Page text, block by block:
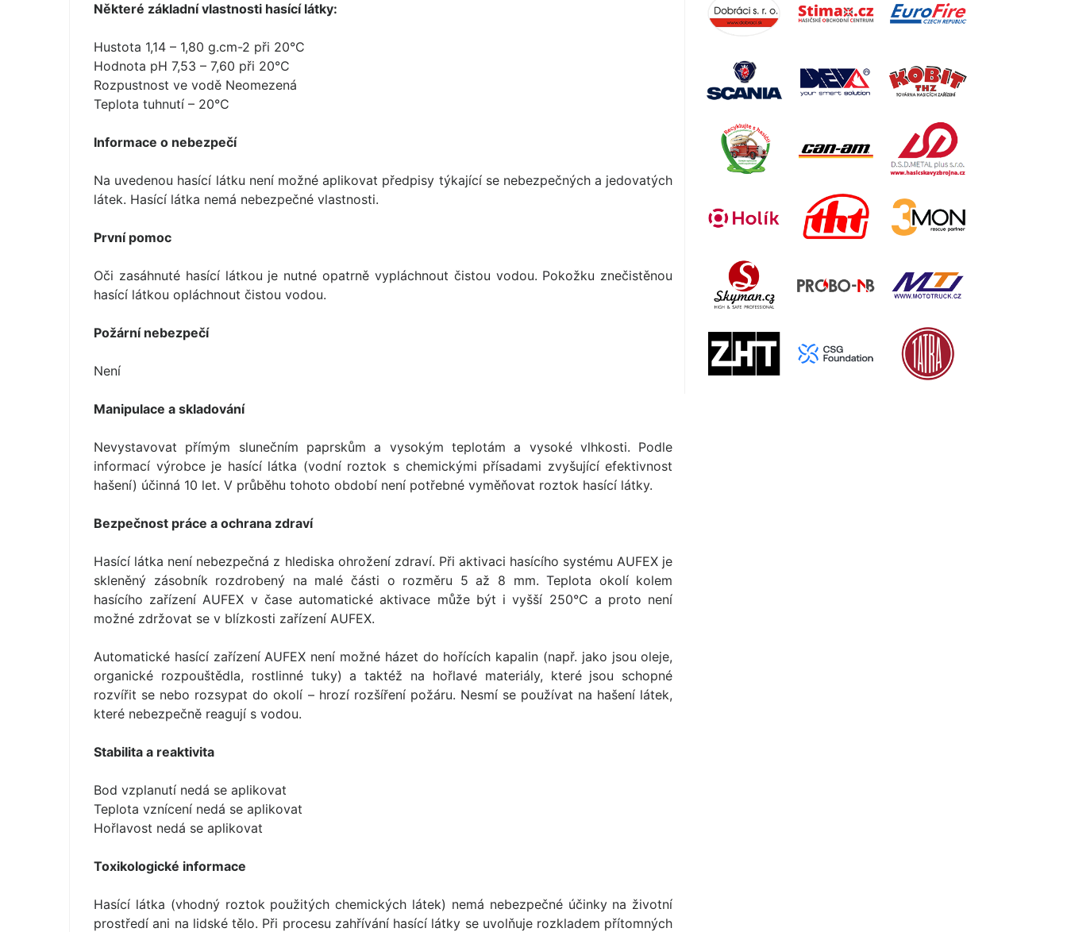
Některé základní vlastnosti hasící látky:
Hustota 1,14 – 1,80 g.cm-2 při 20°C
Hodnota pH 7,53 – 7,60 při 20°C
Rozpustnost ve vodě Neomezená
Teplota tuhnutí – 20°C
Informace o nebezpečí
Na uvedenou hasící látku není možné aplikovat předpisy týkající se nebezpečných a jedovatých
látek. Hasící látka nemá nebezpečné vlastnosti.
První pomoc
Oči zasáhnuté hasící látkou je nutné opatrně vypláchnout čistou vodou. Pokožku znečistěnou
hasící látkou opláchnout čistou vodou.
Požární nebezpečí
Není
Manipulace a skladování
Nevystavovat přímým slunečním paprskům a vysokým teplotám a vysoké vlhkosti. Podle
informací výrobce je hasící látka (vodní roztok s chemickými přísadami zvyšující efektivnost
hašení) účinná 10 let. V průběhu tohoto období není potřebné vyměňovat roztok hasící látky.
Bezpečnost práce a ochrana zdraví
Hasící látka není nebezpečná z hlediska ohrožení zdraví. Při aktivaci hasícího systému AUFEX je
skleněný zásobník rozdrobený na malé části o rozměru 5 až 8 mm. Teplota okolí kolem
hasícího zařízení AUFEX v čase automatické aktivace může být i vyšší 250°C a proto není
možné zdržovat se v blízkosti zařízení AUFEX.
Automatické hasící zařízení AUFEX není možné házet do hořících kapalin (např. jako jsou oleje,
organické rozpouštědla, rostlinné tuky) a taktéž na hořlavé materiály, které jsou schopné
rozvířit se nebo rozsypat do okolí – hrozí rozšíření požáru. Nesmí se používat na hašení látek,
které nebezpečně reagují s vodou.
Stabilita a reaktivita
Bod vzplanutí nedá se aplikovat
Teplota vznícení nedá se aplikovat
Hořlavost nedá se aplikovat
Toxikologické informace
Hasící látka (vhodný roztok použitých chemických látek) nemá nebezpečné účinky na životní
prostředí ani na lidské tělo. Při procesu zahřívání hasící látky se uvolňuje rozkladem přítomných